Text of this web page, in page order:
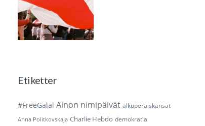
Etiketter
#FreeGalal Ainon nimipäivät alkuperäiskansat
Anna Politkovskaja Charlie Hebdo demokratia